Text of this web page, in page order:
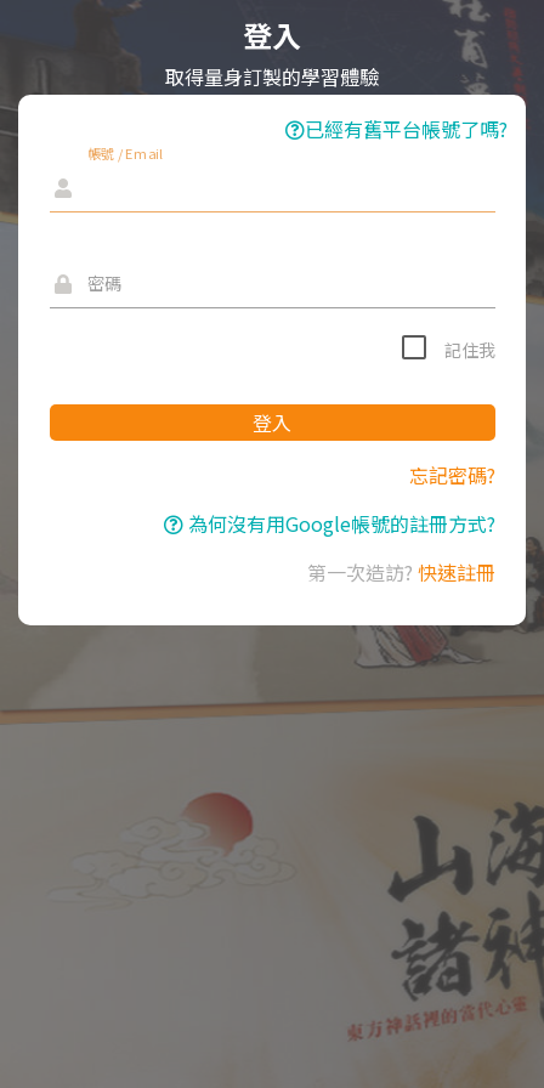
登入
取得量身訂製的學習體驗
已經有舊平台帳號了嗎?
帳號 / Email
密碼
記住我
登入
忘記密碼?
為何沒有用Google帳號的註冊方式?
第一次造訪? 快速註冊